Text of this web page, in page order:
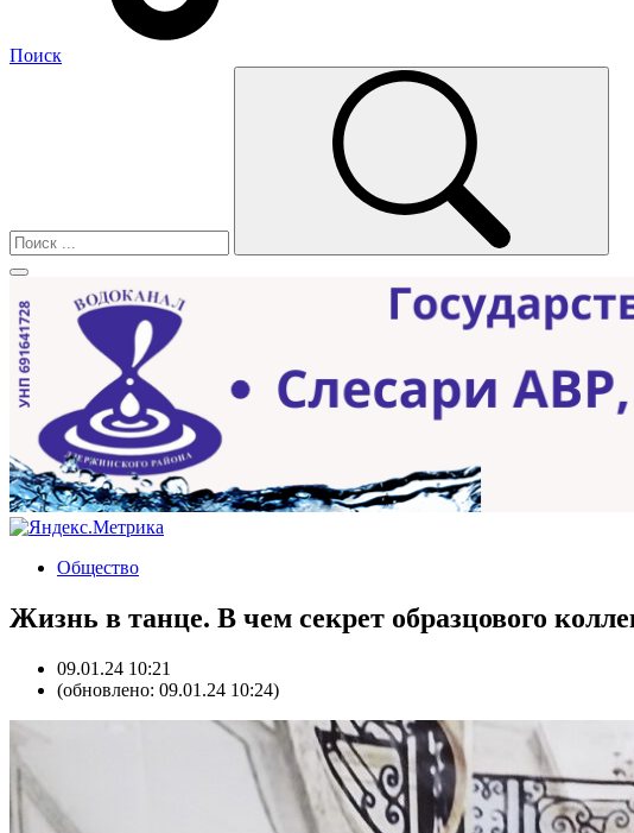
Поиск
Общество
Жизнь в танце. В чем секрет образцового
09.01.24 10:21
(обновлено: 09.01.24 10:24)